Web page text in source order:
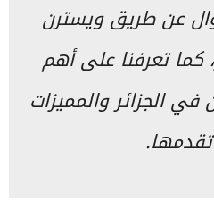
عن طريق ويسترن
كما تعرفنا على أهم
الجزائر والمميزات